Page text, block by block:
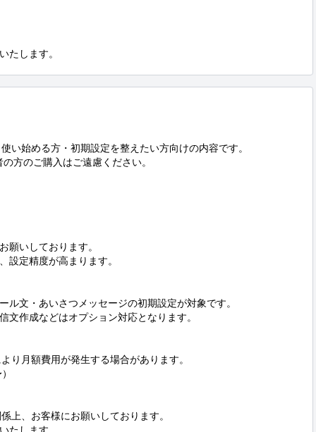
たします。
い始める方・初期設定を整えたい方向けの内容です。
方のご購入はご遠慮ください。
願いしております。
設定精度が高まります。
ル文・あいさつメッセージの初期設定が対象です。
文作成などはオプション対応となります。
り月額費用が発生する場合があります。
上、お客様にお願いしております。